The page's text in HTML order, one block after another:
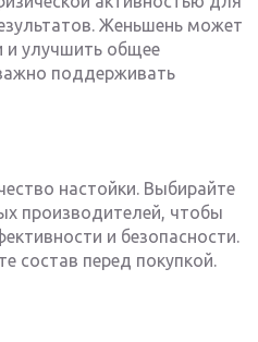
Женьшень может
и улучшить общее
поддерживать
настойки. Выбирайте
производителей, чтобы
и безопасности.
состав перед покупкой.